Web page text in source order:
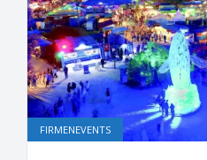
FIRMENEVENTS